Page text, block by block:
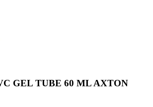
GEL TUBE 60 ML AXTON